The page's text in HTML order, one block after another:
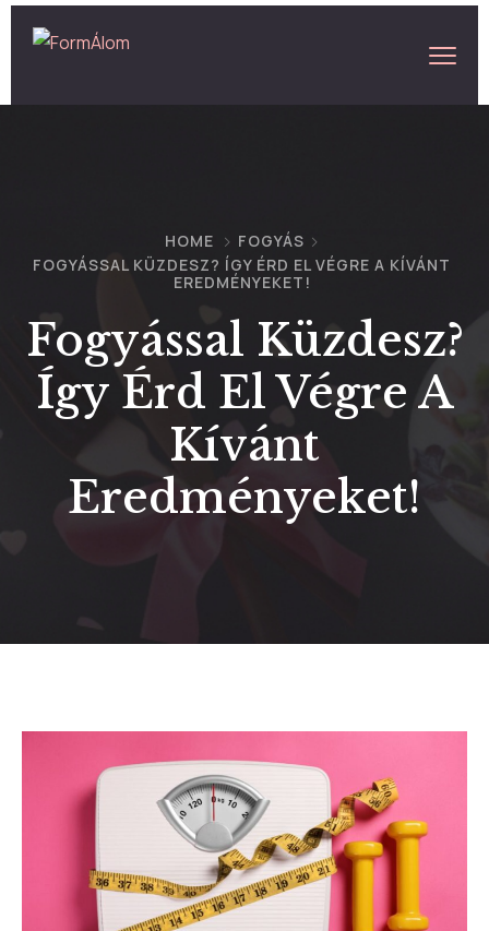
HOME
FOGYÁS
FOGYÁSSAL KÜZDESZ? ÍGY ÉRD EL VÉGRE A KÍVÁNT
EREDMÉNYEKET!
Fogyással Küzdesz?
Így Érd El Végre A
Kívánt
Eredményeket!